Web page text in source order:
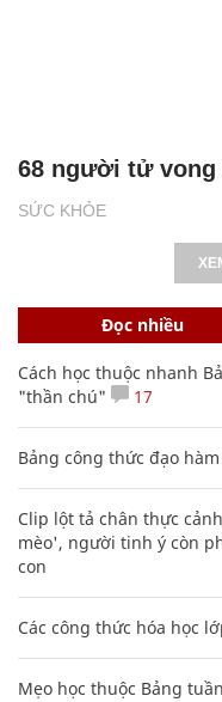
SỨC KHỎE
68 người tử vong
Đọc nhiều
Cách học thuộc nhanh
"thần chú"
17
Bảng công thức đạo
Clip lột tả chân thực
mèo', người tinh ý còn
con
Các công thức hóa học
Mẹo học thuộc Bảng